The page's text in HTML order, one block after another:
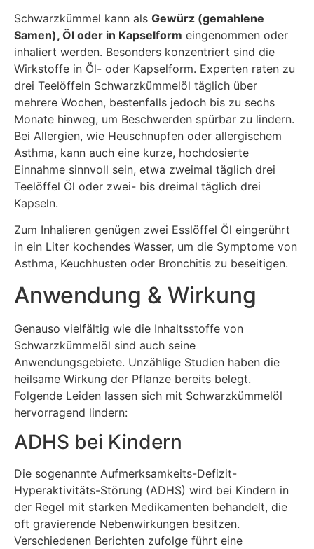
Schwarzkümmel kann als Gewürz (gemahlene
Samen), Öl oder in Kapselform eingenommen oder
inhaliert werden. Besonders konzentriert sind die
Wirkstoffe in Öl- oder Kapselform. Experten raten zu
drei Teelöffeln Schwarzkümmelöl täglich über
mehrere Wochen, bestenfalls jedoch bis zu sechs
Monate hinweg, um Beschwerden spürbar zu lindern.
Bei Allergien, wie Heuschnupfen oder allergischem
Asthma, kann auch eine kurze, hochdosierte
Einnahme sinnvoll sein, etwa zweimal täglich drei
Teelöffel Öl oder zwei- bis dreimal täglich drei
Kapseln.
Zum Inhalieren genügen zwei Esslöffel Öl eingerührt
in ein Liter kochendes Wasser, um die Symptome von
Asthma, Keuchhusten oder Bronchitis zu beseitigen.
Anwendung & Wirkung
Genauso vielfältig wie die Inhaltsstoffe von
Schwarzkümmelöl sind auch seine
Anwendungsgebiete. Unzählige Studien haben die
heilsame Wirkung der Pflanze bereits belegt.
Folgende Leiden lassen sich mit Schwarzkümmelöl
hervorragend lindern:
ADHS bei Kindern
Die sogenannte Aufmerksamkeits-Defizit-
Hyperaktivitäts-Störung (ADHS) wird bei Kindern in
der Regel mit starken Medikamenten behandelt, die
oft gravierende Nebenwirkungen besitzen.
Verschiedenen Berichten zufolge führt eine